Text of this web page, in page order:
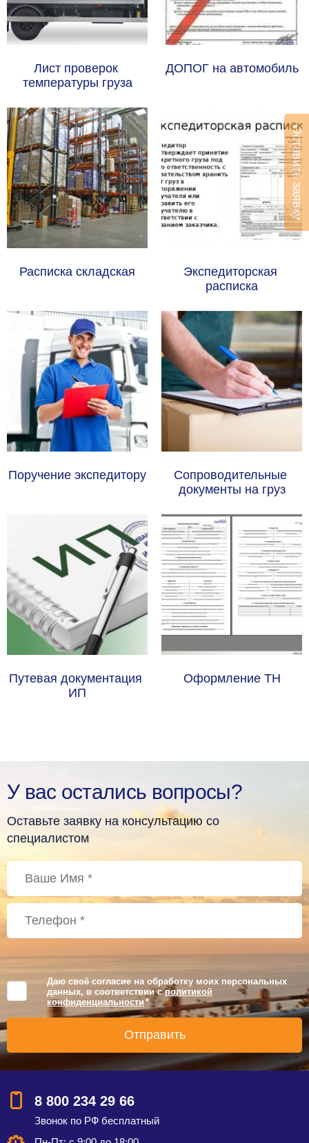
Лист проверок
температуры груза
ДОПОГ на автомобиль
Расписка складская
Экспедиторская
расписка
Поручение экспедитору
Сопроводительные
документы на груз
Путевая документация
ИП
Оформление ТН
У вас остались вопросы?
Оставьте заявку на консультацию со
специалистом
Даю своё согласие на обработку моих персональных
данных, в соответствии сполитикой
конфиденциальности *
8 800 234 29 66
Звонок по РФ бесплатный
Оставить заявку